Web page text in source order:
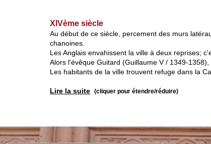
XIVème siècle
Au début de ce siècle, percement des murs
chanoines.
Les Anglais envahissent la ville à deux reprises;
Alors l'évêque Guitard (Guillaume V / 1349-
Les habitants de la ville trouvent refuge dans la
Lire la suite (cliquer pour étendre/réduire)